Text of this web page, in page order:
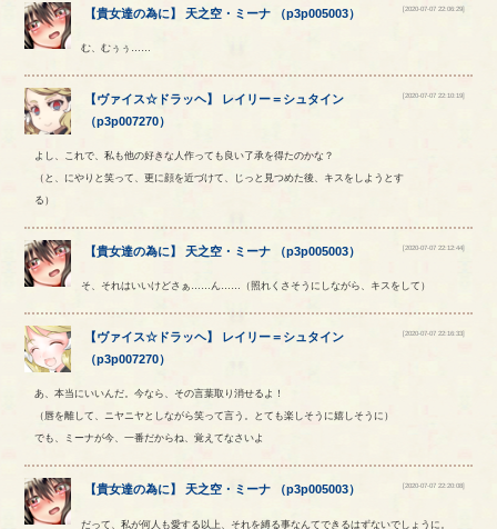
【貴女達の為に】 天之空 ・ ミーナ （p3p005003） [2020-07-07 22:06:29]
む、むぅぅ……
【ヴァイス☆ドラッヘ】 レイリー＝ シュタイン
（p3p007270）
[2020-07-07 22:10:19]
よし、これで、私も他の好きな人作っても良い了承を得たのかな？
（と、にやりと笑って、更に顔を近づけて、じっと見つめた後、キスをしようとす
る）
【貴女達の為に】 天之空 ・ ミーナ （p3p005003） [2020-07-07 22:12:44]
そ、それはいいけどさぁ……ん……（照れくさそうにしながら、キスをして）
【ヴァイス☆ドラッヘ】 レイリー＝ シュタイン
（p3p007270）
[2020-07-07 22:16:33]
あ、本当にいいんだ。今なら、その言葉取り消せるよ！
（唇を離して、ニヤニヤとしながら笑って言う。とても楽しそうに嬉しそうに）
でも、ミーナが今、一番だからね、覚えてなさいよ
【貴女達の為に 】 天之空 ・ ミーナ （p3p005003） [2020-07-07 22:20:08]
だって、私が何人も愛する以上、それを縛る事なんてできるはずないでしょうに。